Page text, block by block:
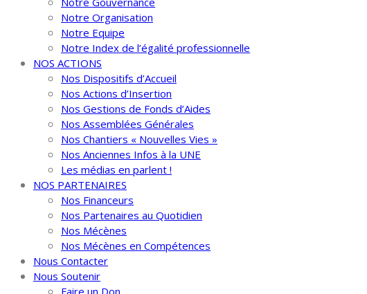
Notre Organisation
Notre Equipe
Notre Index de l’égalité professionnelle
NOS ACTIONS
Nos Dispositifs d’Accueil
Nos Actions d’Insertion
Nos Gestions de Fonds d’Aides
Nos Assemblées Générales
Nos Chantiers « Nouvelles Vies »
Nos Anciennes Infos à la UNE
Les médias en parlent !
NOS PARTENAIRES
Nos Financeurs
Nos Partenaires au Quotidien
Nos Mécènes
Nos Mécènes en Compétences
Nous Contacter
Nous Soutenir
Faire un Don